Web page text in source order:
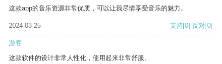
这款app的音乐资源非常优质，可以让我尽情享受音乐的魅力。
2024-03-25 支持[0] 反对[0]
游客
这款软件的设计非常人性化，使用起来非常舒服。